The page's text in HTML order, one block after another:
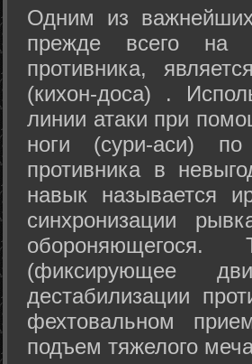
Одним из
прежде всего на
противника,
(кихон-доса) .
линии атаки при
ноги (сури-аси)
противника в
навык называется
синхронизации
(фиксирующее
дестабилизации
фехтовальном
подъем тяжелого